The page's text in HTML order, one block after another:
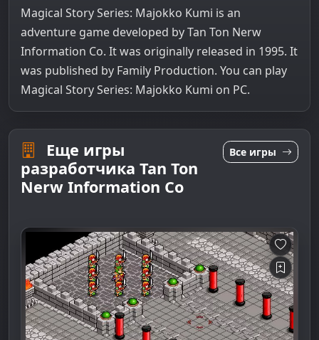
Magical Story Series: Majokko Kumi is an
adventure game developed by Tan Ton Nerw
Information Co. It was originally released in 1995. It
was published by Family Production. You can play
Magical Story Series: Majokko Kumi on PC.
Еще игры
разработчика Tan Ton
Nerw Information Co
Все игры